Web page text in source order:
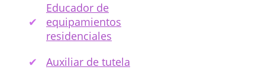
Educador de
equipamientos
residenciales
Auxiliar de tutela